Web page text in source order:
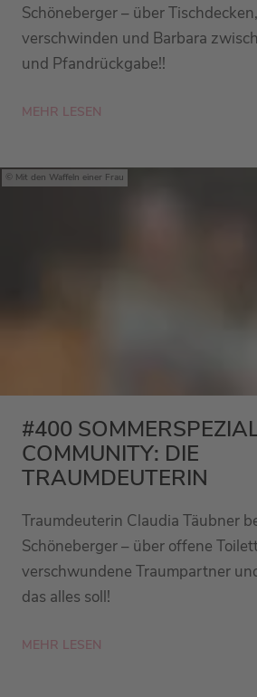
Schöneberger – über
verschwinden und Barbara
und Pfandrückgabe!!
MEHR LESEN
Mit den Waffeln einer Frau
#400
COMMUNITY: DIE
TRAUMDEUTERIN
Traumdeuterin Claudia Täubner
Schöneberger – über offene
verschwundene Traumpartner
das alles soll!
MEHR LESEN